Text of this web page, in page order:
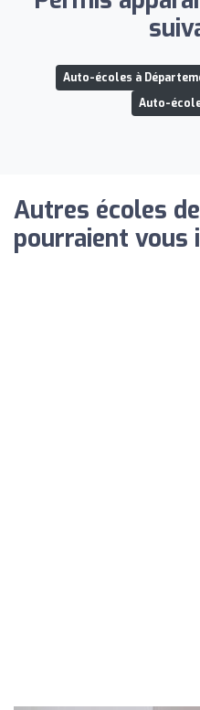
Auto-écoles à
Auto-
Autres écoles
pourraient vous